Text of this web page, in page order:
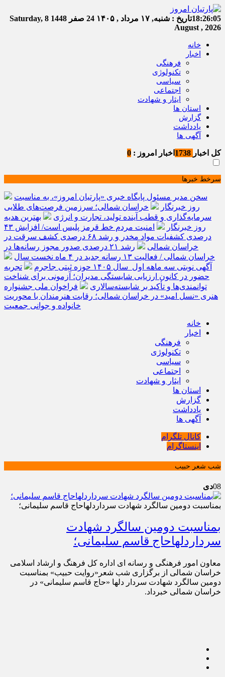
18:26:05تاریخ : شنبه, ۱۷ مرداد , ۱۴۰۵ 24 صفر 1448
Saturday, 8
August , 2026
خانه
اخبار
فرهنگی
تکنولوژی
سیاسی
اجتماعی
ایثار و شهادت
استان ها
گزارش
یادداشت
آگهی ها
کل اخبار اخبار امروز : 0
سرخط خبرها
سخن مدیر مسئول پایگاه خبری «پارتیان امروز»، به مناسبت
روز خبرنگار
خراسان شمالی؛ سرزمین فرصت‌های طلایی
سرمایه‌گذاری و قطب آینده تولید، تجارت و انرژی
بهترین هدیه
روز خبرنگار
امنیت مردم خط قرمز پلیس است/ افزایش ۴۳
درصدی کشفیات مواد مخدر و رشد ۶۸ درصدی کشف سرقت در
خراسان شمالی
رشد ۲۱ درصدی صدور مجوز رسانه‌ها در
خراسان شمالی / فعالیت ۱۳ رسانه جدید در ۴ ماه نخست سال
آگهی نوبتی سه ماهه اول سال ۱۴۰۵ حوزه ثبتی جاجرم
تجربه
حضور در کانون ارزیابی شایستگی مدیران؛ آزمونی برای شناخت
توانمندی‌ها و تأکید بر شایسته‌سالاری
فراخوان ملی جشنواره
هنری «نسل امید» در خراسان شمالی؛ رقابت هنرمندان با محوریت
خانواده و جوانی جمعیت
خانه
اخبار
فرهنگی
تکنولوژی
سیاسی
اجتماعی
ایثار و شهادت
استان ها
گزارش
یادداشت
آگهی ها
کانال تلگرام
اینستاگرام
شب شعر حبیب
08دی
بمناسبت دومین سالگرد شهادت سرداردلهاحاج قاسم سلیمانی؛
بمناسبت دومین سالگرد شهادت
سرداردلهاحاج قاسم سلیمانی؛
معاون امور فرهنگی و رسانه ای اداره کل فرهنگ و ارشاد اسلامی
خراسان شمالی از برگزاری شب شعر«روایت حبیب» بمناسبت
دومین سالگرد شهادت سردار دلها «حاج قاسم سلیمانی» در
خراسان شمالی خبرداد.